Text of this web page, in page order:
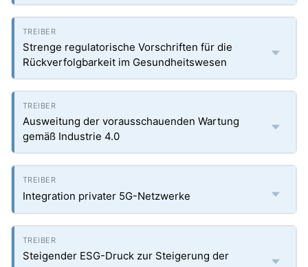
Strenge regulatorische Vorschriften für die
Rückverfolgbarkeit im Gesundheitswesen
Ausweitung der vorausschauenden Wartung
gemäß Industrie 4.0
Integration privater 5G-Netzwerke
Steigender ESG-Druck zur Steigerung der